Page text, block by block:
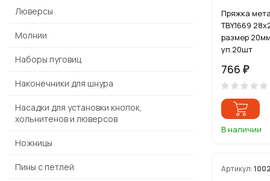
Пряжка
TBY.1669
размер
уп.20шт
766 ₽
В наличии
Артикул:
Люверсы
Молнии
Наборы пуговиц
Наконечники для шнура
Насадки для установки кнопок,
хольнитенов и люверсов
Ножницы
Пины с петлей